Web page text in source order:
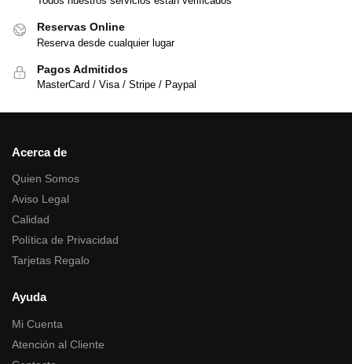
Reservas Online
Reserva desde cualquier lugar
Pagos Admitidos
MasterCard / Visa / Stripe / Paypal
Acerca de
Quien Somos
Aviso Legal
Calidad
Política de Privacidad
Tarjetas Regalo
Ayuda
Mi Cuenta
Atención al Cliente